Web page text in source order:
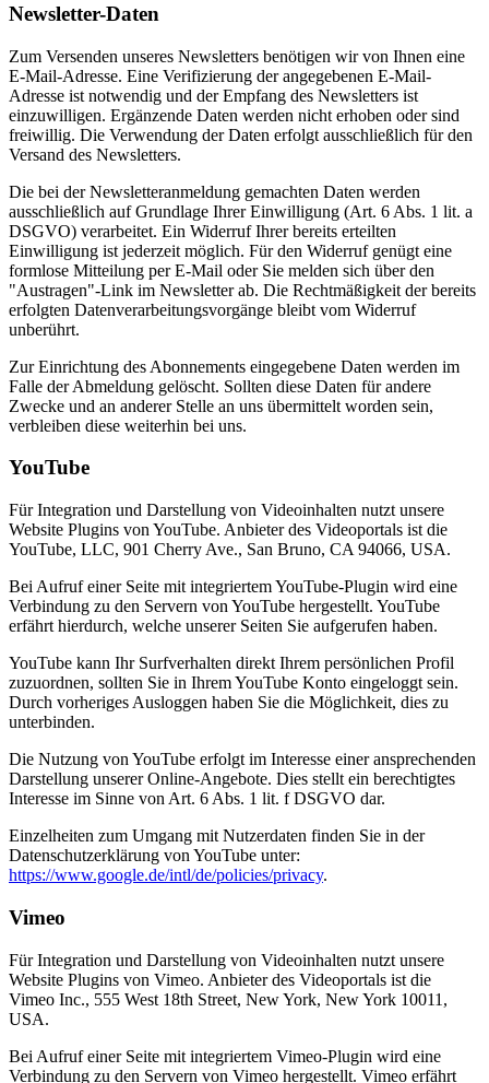
Newsletter-Daten
Zum Versenden unseres Newsletters benötigen wir von Ihnen eine
E-Mail-Adresse. Eine Verifizierung der angegebenen E-Mail-
Adresse ist notwendig und der Empfang des Newsletters ist
einzuwilligen. Ergänzende Daten werden nicht erhoben oder sind
freiwillig. Die Verwendung der Daten erfolgt ausschließlich für den
Versand des Newsletters.
Die bei der Newsletteranmeldung gemachten Daten werden
ausschließlich auf Grundlage Ihrer Einwilligung (Art. 6 Abs. 1 lit. a
DSGVO) verarbeitet. Ein Widerruf Ihrer bereits erteilten
Einwilligung ist jederzeit möglich. Für den Widerruf genügt eine
formlose Mitteilung per E-Mail oder Sie melden sich über den
"Austragen"-Link im Newsletter ab. Die Rechtmäßigkeit der bereits
erfolgten Datenverarbeitungsvorgänge bleibt vom Widerruf
unberührt.
Zur Einrichtung des Abonnements eingegebene Daten werden im
Falle der Abmeldung gelöscht. Sollten diese Daten für andere
Zwecke und an anderer Stelle an uns übermittelt worden sein,
verbleiben diese weiterhin bei uns.
YouTube
Für Integration und Darstellung von Videoinhalten nutzt unsere
Website Plugins von YouTube. Anbieter des Videoportals ist die
YouTube, LLC, 901 Cherry Ave., San Bruno, CA 94066, USA.
Bei Aufruf einer Seite mit integriertem YouTube-Plugin wird eine
Verbindung zu den Servern von YouTube hergestellt. YouTube
erfährt hierdurch, welche unserer Seiten Sie aufgerufen haben.
YouTube kann Ihr Surfverhalten direkt Ihrem persönlichen Profil
zuzuordnen, sollten Sie in Ihrem YouTube Konto eingeloggt sein.
Durch vorheriges Ausloggen haben Sie die Möglichkeit, dies zu
unterbinden.
Die Nutzung von YouTube erfolgt im Interesse einer ansprechenden
Darstellung unserer Online-Angebote. Dies stellt ein berechtigtes
Interesse im Sinne von Art. 6 Abs. 1 lit. f DSGVO dar.
Einzelheiten zum Umgang mit Nutzerdaten finden Sie in der
Datenschutzerklärung von YouTube unter:
https://www.google.de/intl/de/policies/privacy.
Vimeo
Für Integration und Darstellung von Videoinhalten nutzt unsere
Website Plugins von Vimeo. Anbieter des Videoportals ist die
Vimeo Inc., 555 West 18th Street, New York, New York 10011,
USA.
Bei Aufruf einer Seite mit integriertem Vimeo-Plugin wird eine
Verbindung zu den Servern von Vimeo hergestellt. Vimeo erfährt